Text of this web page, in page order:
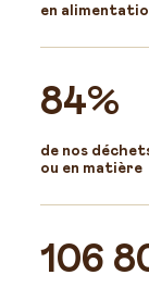
en
84%
de nos
ou en matière
106